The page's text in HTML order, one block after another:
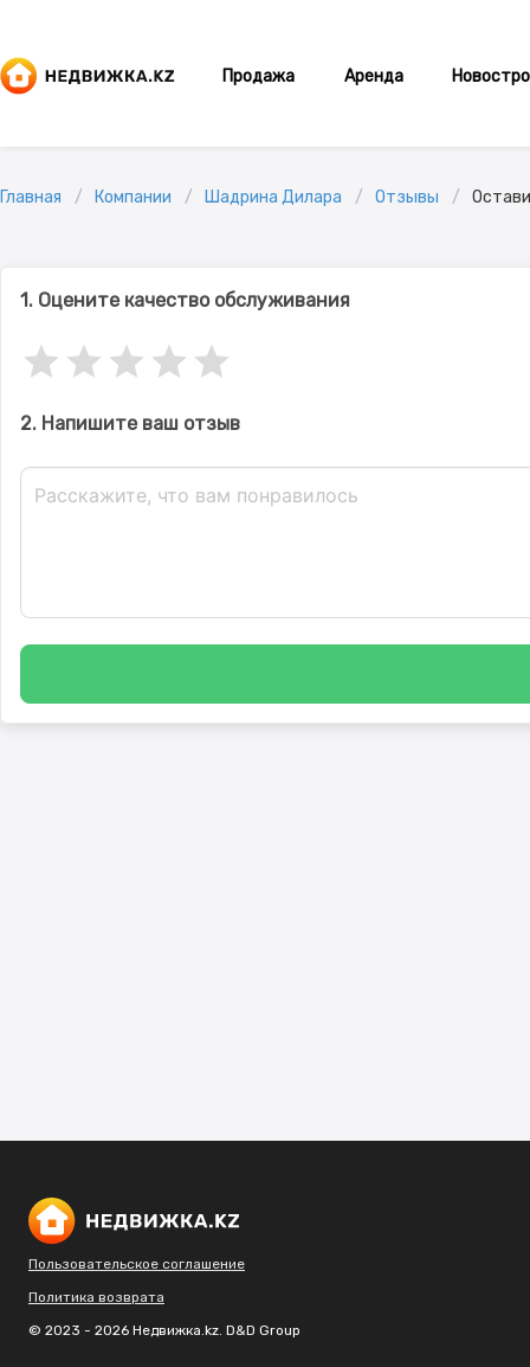
Продажа Аренда
Главная Компании Шадрина Дилара Отзывы
1. Оцените качество обслуживания
2. Напишите ваш отзыв
Пользовательское соглашение
Политика возврата
© 2023 - 2026 Недвижка.kz. D&D Group